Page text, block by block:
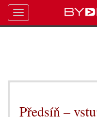
Předsíň –
Toggle
navigation